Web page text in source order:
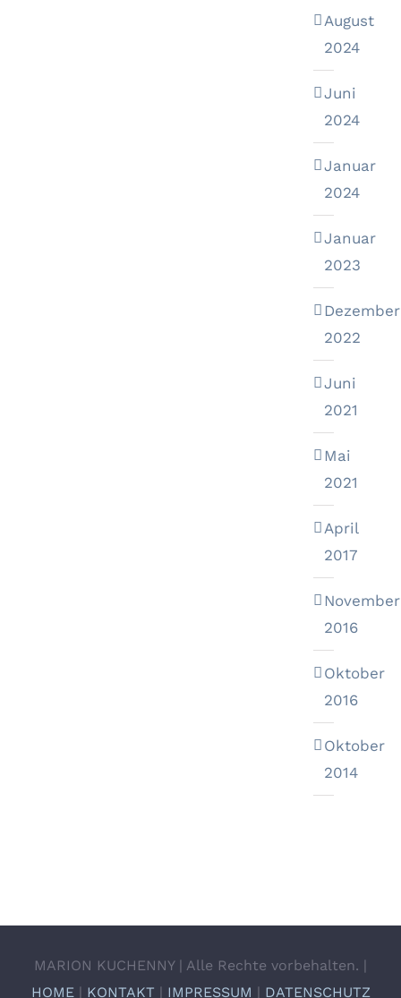
August
2024
Juni
2024
Januar
2024
Januar
2023
Dezember
2022
Juni
2021
Mai
2021
April
2017
November
2016
Oktober
2016
Oktober
2014
MARION KUCHENNY | Alle Rechte vorbehalten. |
HOME| KONTAKT IMPRESSUM DATENSCHUTZ